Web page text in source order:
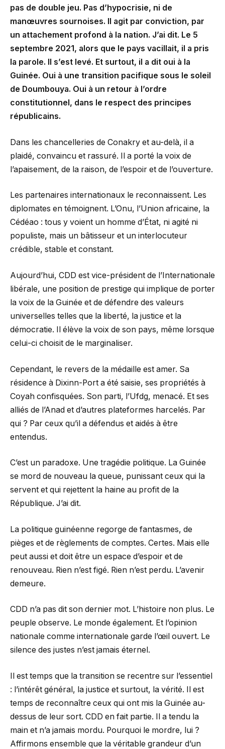
pas de double jeu. Pas d’hypocrisie, ni de
manœuvres sournoises. Il agit par conviction, par
un attachement profond à la nation. J’ai dit. Le 5
septembre 2021, alors que le pays vacillait, il a pris
la parole. Il s’est levé. Et surtout, il a dit oui à la
Guinée. Oui à une transition pacifique sous le soleil
de Doumbouya. Oui à un retour à l’ordre
constitutionnel, dans le respect des principes
républicains.
Dans les chancelleries de Conakry et au-delà, il a
plaidé, convaincu et rassuré. Il a porté la voix de
l’apaisement, de la raison, de l’espoir et de l’ouverture.
Les partenaires internationaux le reconnaissent. Les
diplomates en témoignent. L’Onu, l’Union africaine, la
Cédéao : tous y voient un homme d’État, ni agité ni
populiste, mais un bâtisseur et un interlocuteur
crédible, stable et constant.
Aujourd’hui, CDD est vice-président de l’Internationale
libérale, une position de prestige qui implique de porter
la voix de la Guinée et de défendre des valeurs
universelles telles que la liberté, la justice et la
démocratie. Il élève la voix de son pays, même lorsque
celui-ci choisit de le marginaliser.
Cependant, le revers de la médaille est amer. Sa
résidence à Dixinn-Port a été saisie, ses propriétés à
Coyah confisquées. Son parti, l’Ufdg, menacé. Et ses
alliés de l’Anad et d’autres plateformes harcelés. Par
qui ? Par ceux qu’il a défendus et aidés à être
entendus.
C’est un paradoxe. Une tragédie politique. La Guinée
se mord de nouveau la queue, punissant ceux qui la
servent et qui rejettent la haine au profit de la
République. J’ai dit.
La politique guinéenne regorge de fantasmes, de
pièges et de règlements de comptes. Certes. Mais elle
peut aussi et doit être un espace d’espoir et de
renouveau. Rien n’est figé. Rien n’est perdu. L’avenir
demeure.
CDD n’a pas dit son dernier mot. L’histoire non plus. Le
peuple observe. Le monde également. Et l’opinion
nationale comme internationale garde l’œil ouvert. Le
silence des justes n’est jamais éternel.
Il est temps que la transition se recentre sur l’essentiel
: l’intérêt général, la justice et surtout, la vérité. Il est
temps de reconnaître ceux qui ont mis la Guinée au-
dessus de leur sort. CDD en fait partie. Il a tendu la
main et n’a jamais mordu. Pourquoi le mordre, lui ?
Affirmons ensemble que la véritable grandeur d’un